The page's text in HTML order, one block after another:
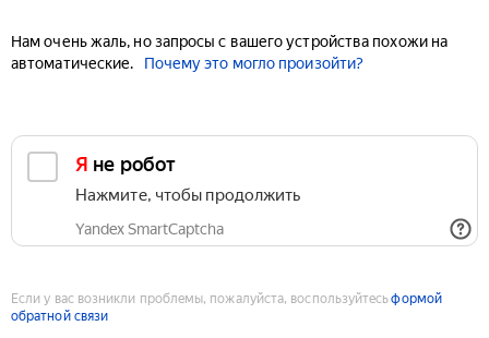
Нам очень жаль, но запросы с вашего устройства похожи на
автоматические.
Почему это могло произойти?
Я не робот
Нажмите, чтобы продолжить
Yandex SmartCaptcha
Если у вас возникли проблемы, пожалуйста, воспользуйтесьформой
обратной связи